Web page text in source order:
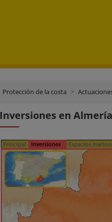
Protección de la costa
Inversiones en Almería